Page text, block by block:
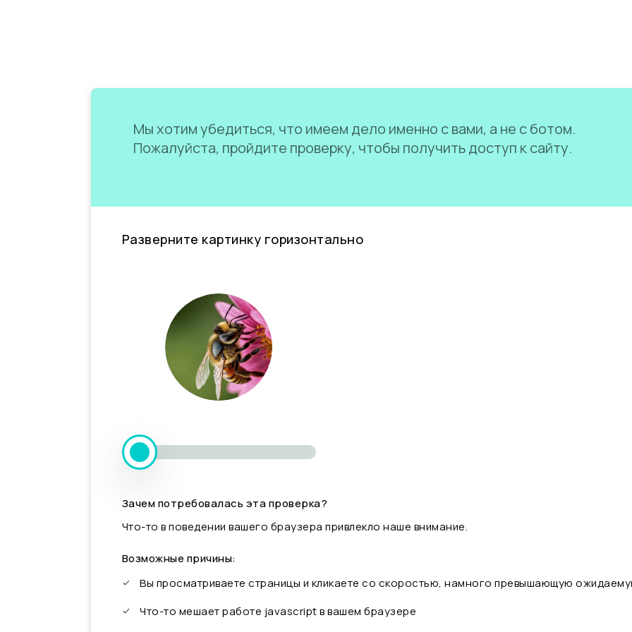
Мы хотим убедиться, что имеем дело именно с вами, а не с ботом.
Пожалуйста, пройдите проверку, чтобы получить доступ к сайту.
Разверните картинку горизонтально
Зачем потребовалась эта проверка?
Что-то в поведении вашего браузера привлекло наше внимание.
Возможные причины:
Вы просматриваете страницы и кликаете со скоростью, намного превышающую
Что-то мешает работе javascript в вашем браузере